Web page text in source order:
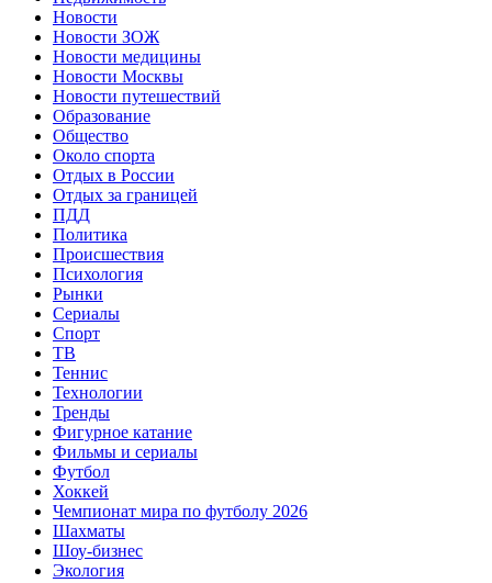
Новости
Новости ЗОЖ
Новости медицины
Новости Москвы
Новости путешествий
Образование
Общество
Около спорта
Отдых в России
Отдых за границей
ПДД
Политика
Происшествия
Психология
Рынки
Сериалы
Спорт
ТВ
Теннис
Технологии
Тренды
Фигурное катание
Фильмы и сериалы
Футбол
Хоккей
Чемпионат мира по футболу 2026
Шахматы
Шоу-бизнес
Экология